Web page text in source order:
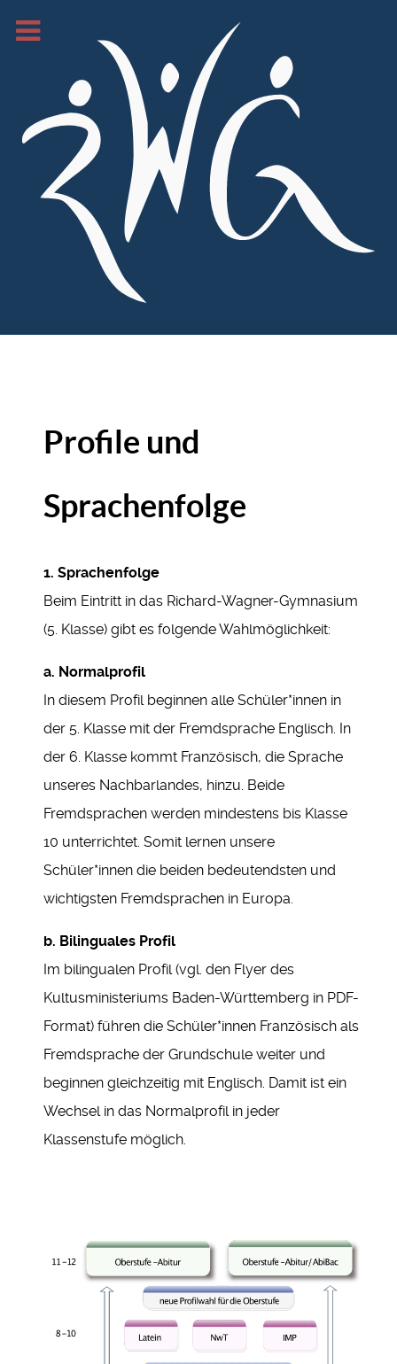
Profile und
Sprachenfolge
1. Sprachenfolge
Beim Eintritt in das Richard-Wagner-Gymnasium
(5. Klasse) gibt es folgende Wahlmöglichkeit:
a. Normalprofil
In diesem Profil beginnen alle Schüler*innen in
der 5. Klasse mit der Fremdsprache Englisch. In
der 6. Klasse kommt Französisch, die Sprache
unseres Nachbarlandes, hinzu. Beide
Fremdsprachen werden mindestens bis Klasse
10 unterrichtet. Somit lernen unsere
Schüler*innen die beiden bedeutendsten und
wichtigsten Fremdsprachen in Europa.
b. Bilinguales Profil
Im bilingualen Profil (vgl. den Flyer des
Kultusministeriums Baden-Württemberg in PDF-
Format) führen die Schüler*innen Französisch als
Fremdsprache der Grundschule weiter und
beginnen gleichzeitig mit Englisch. Damit ist ein
Wechsel in das Normalprofil in jeder
Klassenstufe möglich.